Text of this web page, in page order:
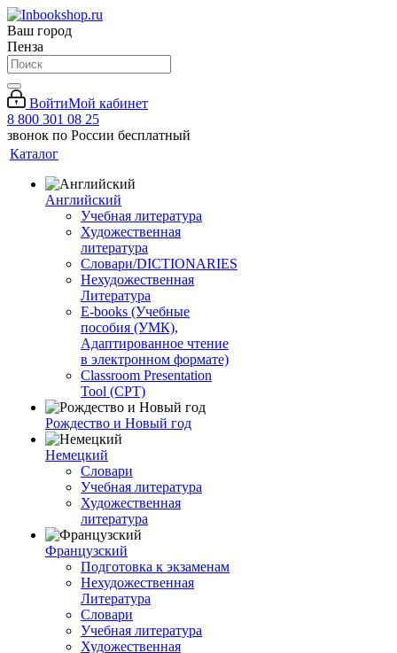
Ваш город
Пенза
ВойтиМой кабинет
8 800 301 08 25
звонок по России бесплатный
Каталог
Английский
Учебная литература
Художественная
литература
Словари/DICTIONARIES
Нехудожественная
Литература
E-books (Учебные
пособия (УМК),
Адаптированное чтение
в электронном формате)
Classroom Presentation
Tool (CPT)
Рождество и Новый год
Немецкий
Словари
Учебная литература
Художественная
литература
Французский
Подготовка к экзаменам
Нехудожественная
Литература
Словари
Учебная литература
Художественная